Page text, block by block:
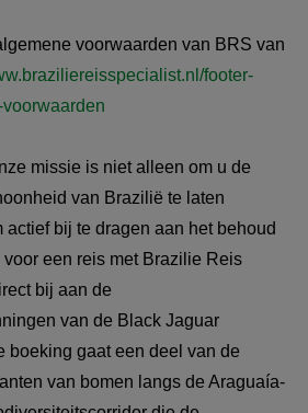
voorwaarden van BRS van
footer-
missie is niet alleen om u de
van Brazilië te laten
actief bij te dragen aan het behoud
een reis met Brazilie Reis
bij aan de
van de Black Jaguar
boeking gaat een deel van de
van bomen langs de Araguaía-